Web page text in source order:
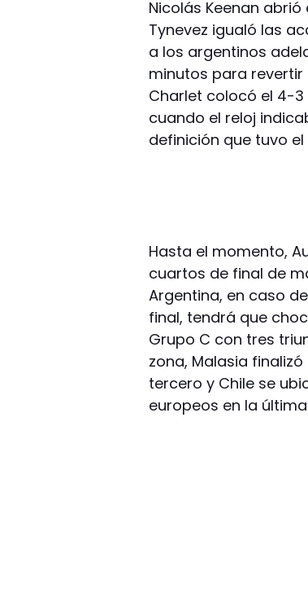
Nicolás Keenan
Tynevez igualó las
a los argentinos
minutos para revertir
Charlet colocó el 4-
cuando el reloj
definición que tuvo
Hasta el momento,
cuartos de final de
Argentina, en caso
final, tendrá que
Grupo C con tres
zona, Malasia
tercero y Chile se
europeos en la